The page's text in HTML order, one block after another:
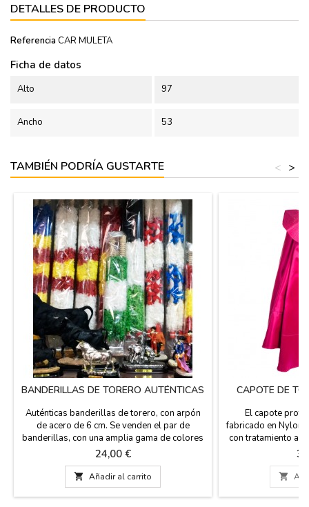
DETALLES DE PRODUCTO
Referencia CAR MULETA
Ficha de datos
Alto 97
Ancho 53
TAMBIÉN PODRÍA GUSTARTE >
<
BANDERILLAS DE TORERO AUTÉNTICAS
Auténticas banderillas de torero, con arpón
de acero de 6 cm. Se venden el par de
banderillas, con una amplia gama de colores
que representan a las banderas de España,
Andalucía, Extremadura, Francia... Las
banderillas están hechas a mano y son de
madera forrada con papel, miden 65 cm de
largo.
Precio
24,00 €
 Añadir al carrito
CAPOTE DE
El capote
fabricado en Nylon
con tratamiento
forros en algodón
4 bordados en
de este capote
(modo seda)
color para que no
